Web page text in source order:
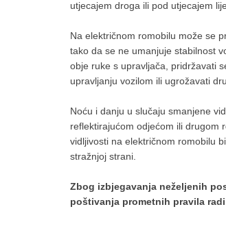
utjecajem droga ili pod utjecajem
Na električnom romobilu može se
tako da se ne umanjuje stabilnost
obje ruke s upravljača, pridržavati
upravljanju vozilom ili ugrožavati
Noću i danju u slučaju smanjene
reflektirajućom odjećom ili drugom
vidljivosti na električnom romobilu
stražnjoj strani.
Zbog izbjegavanja neželjenih
poštivanja prometnih pravila